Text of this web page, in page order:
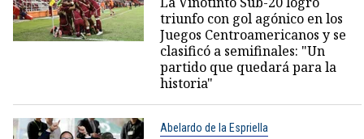
triunfo con gol agónico en los
Juegos Centroamericanos y se
clasificó a semifinales: "Un
partido que quedará para la
historia"
Abelardo de la Espriella